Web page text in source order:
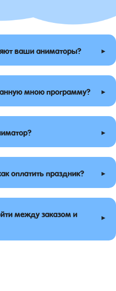
ваши аниматоры? ▸
мною программу? ▸
▸
оплатить праздник? ▸
между заказом и ▸